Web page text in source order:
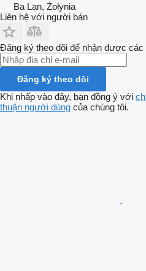
Ba Lan, Żołynia
Liên hệ với người bán
Đăng ký theo dõi để nhận được
Đăng ký theo dõi
Khi nhấp vào đây, bạn đồng ý với
thuận người dùng của chúng tôi.